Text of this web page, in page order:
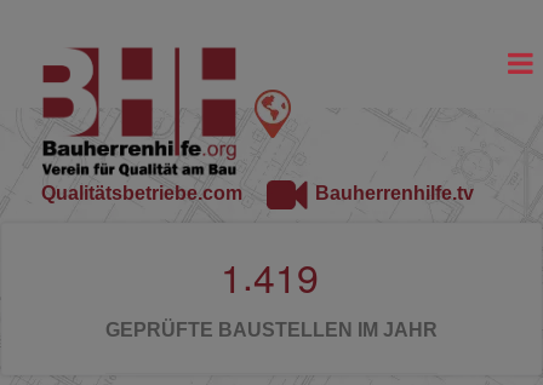
Qualitätsbetriebe.com Bauherrenhilfe.tv
1 .419
GEPRÜFTE BAUSTELLEN IM JAHR